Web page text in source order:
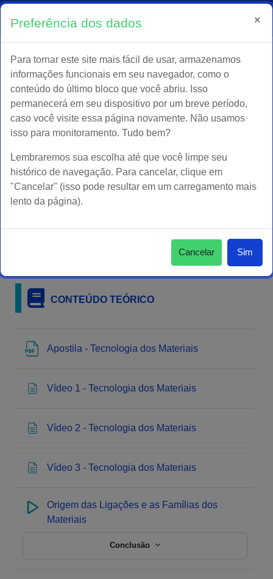
Ir para o conteúdo principal
:atendimento@ineprotec.com.br Alternar entrada de
visitante
Acessar
Página inicial
Técnico em Mecânica - INEPROTEC - 2026
CONTEÚDO TEÓRICO
Apostila - Tecnologia dos Materiais
Vídeo 1 - Tecnologia dos Materiais
Vídeo 2 - Tecnologia dos Materiais
Vídeo 3 - Tecnologia dos Materiais
Origem das Ligações e as Famílias dos
Materiais
Conclusão
Preferência dos dados ×
Para tornar este site mais fácil de usar, armazenamos
informações funcionais em seu navegador, como o
conteúdo do último bloco que você abriu. Isso
permanecerá em seu dispositivo por um breve período,
caso você visite essa página novamente. Não usamos
isso para monitoramento. Tudo bem?
Lembraremos sua escolha até que você limpe seu
histórico de navegação. Para cancelar, clique em
"Cancelar" (isso pode resultar em um carregamento mais
lento da página).
Cancelar Sim